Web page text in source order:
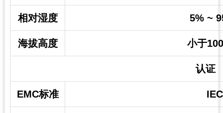
相对湿度 5% ~
海拔高度 小于
认证
EMC标准